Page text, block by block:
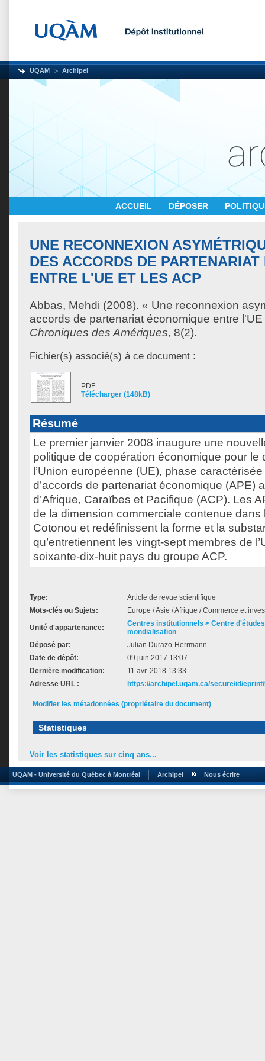
UQAM Archipel
ACCUEIL DÉPOSER
UNE RECONNEXION
DES ACCORDS DE
ENTRE L'UE ET LES ACP
Abbas, Mehdi (2008). « Une reconnexion
accords de partenariat économique entre
Chroniques des Amériques, 8(2).
Fichier(s) associé(s) à ce document :
PDF
Télécharger (148kB)
Résumé
Le premier janvier 2008 inaugure une
politique de coopération économique pour le
l’Union européenne (UE), phase
d’accords de partenariat économique (APE)
d’Afrique, Caraïbes et Pacifique (ACP). Les
de la dimension commerciale contenue dans
Cotonou et redéfinissent la forme et la
qu’entretiennent les vingt-sept membres de
soixante-dix-huit pays du groupe ACP.
Type:
Article de revue scientifique
Mots-clés ou Sujets:
Europe / Asie / Afrique / Commerce et
Unité d'appartenance:
Centres institutionnels > Centre
mondialisation
Déposé par:
Julian Durazo-Herrmann
Date de dépôt:
09 juin 2017 13:07
Dernière modification:
11 avr. 2018 13:33
Adresse URL :
https://archipel.uqam.ca/secure/id/
Modifier les métadonnées (propriétaire du document)
Statistiques
Voir les statistiques sur cinq ans...
UQAM - Université du Québec à Montréal Archipel Nous écrire